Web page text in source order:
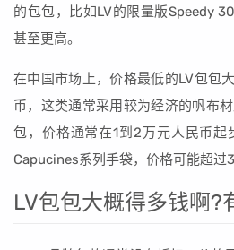
的包包，比如LV的限量版Speedy
甚至更高。
在中国市场上，价格最低的LV包包
币，这类通常采用较为经济的帆布
包，价格通常在1到2万元人民币起
Capucines系列手袋，价格可能超过
LV包包大概得多钱啊?